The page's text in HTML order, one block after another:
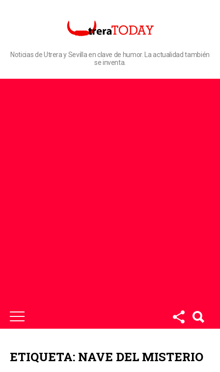
Noticias de Utrera y Sevilla en clave de humor. La actualidad también
se inventa.
ETIQUETA: NAVE DEL MISTERIO